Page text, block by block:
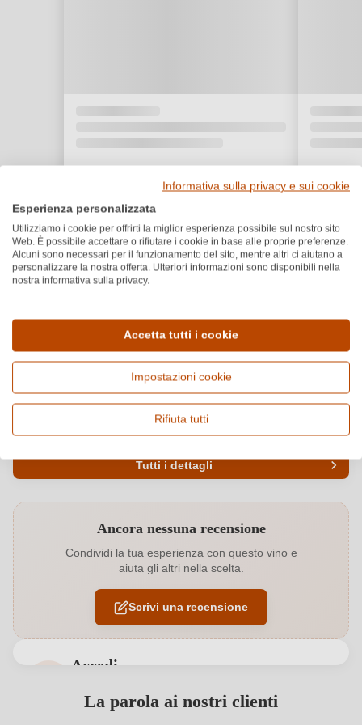
Dettagli del prodotto
Italia, Piemonte
Vitigno e tipologia
Erbaluce, Vino bianco
Vino Generico
Alcol
13 %
Tutti i dettagli
Abbinamenti Carne bianca, Formaggi, Frutti di mare
Affinamento Botte inox
Annata 2021
Ancora nessuna recensione
Condividi la tua esperienza con questo vino e
aiuta gli altri nella scelta.
Scrivi una recensione
Accedi
ancora registrato?
La parola ai nostri clienti
Informativa sulla privacy e sui cookie
Esperienza personalizzata
Utilizziamo i cookie per offrirti la miglior esperienza possibile sul nostro sito
Web. È possibile accettare o rifiutare i cookie in base alle proprie preferenze.
Alcuni sono necessari per il funzionamento del sito, mentre altri ci aiutano a
personalizzare la nostra offerta. Ulteriori informazioni sono disponibili nella
nostra informativa sulla privacy.
Accetta tutti i cookie
Impostazioni cookie
Rifiuta tutti